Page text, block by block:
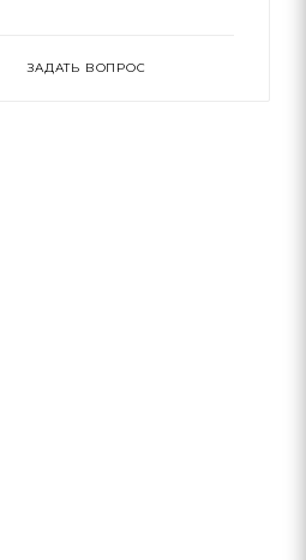
ЗАДАТЬ ВОПРОС